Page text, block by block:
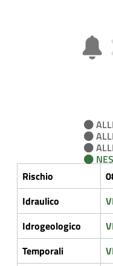
Rischio
Idraulico
Idrogeologico
Temporali